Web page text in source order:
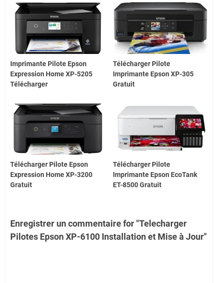
Imprimante Pilote Epson
Expression Home XP-5205
Télécharger
Télécharger Pilote
Imprimante Epson XP-305
Gratuit
Télécharger Pilote Epson
Expression Home XP-3200
Gratuit
Télécharger Pilote
Imprimante Epson EcoTank
ET-8500 Gratuit
Enregistrer un commentaire for "Telecharger
Pilotes Epson XP-6100 Installation et Mise à Jour"